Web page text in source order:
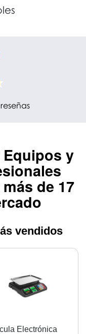
Equipos y
de 17
vendidos
Electrónica